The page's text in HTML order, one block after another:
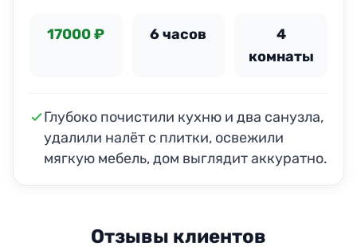
17000 ₽ 6 часов
4
комнаты
Глубоко почистили кухню и два санузла,
удалили налёт с плитки, освежили
мягкую мебель, дом выглядит аккуратно.
Отзывы клиентов